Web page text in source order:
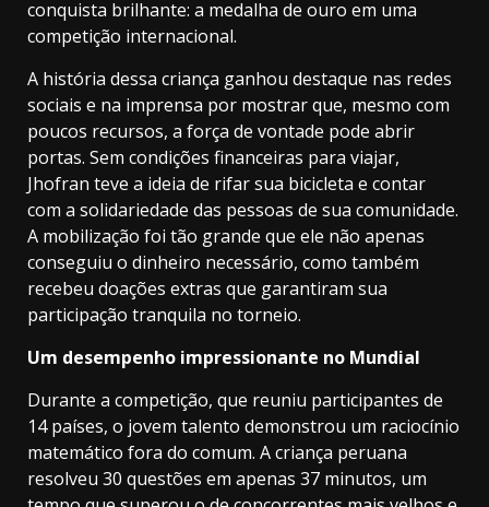
conquista brilhante: a medalha de ouro em uma
competição internacional.
A história dessa criança ganhou destaque nas redes
sociais e na imprensa por mostrar que, mesmo com
poucos recursos, a força de vontade pode abrir
portas. Sem condições financeiras para viajar,
Jhofran teve a ideia de rifar sua bicicleta e contar
com a solidariedade das pessoas de sua comunidade.
A mobilização foi tão grande que ele não apenas
conseguiu o dinheiro necessário, como também
recebeu doações extras que garantiram sua
participação tranquila no torneio.
Um desempenho impressionante no Mundial
Durante a competição, que reuniu participantes de
14 países, o jovem talento demonstrou um raciocínio
matemático fora do comum. A criança peruana
resolveu 30 questões em apenas 37 minutos, um